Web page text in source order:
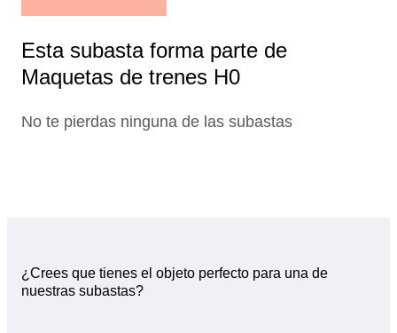
Esta subasta forma parte de
Maquetas de trenes H0
No te pierdas ninguna de las subastas
¿Crees que tienes el objeto perfecto para una de
nuestras subastas?